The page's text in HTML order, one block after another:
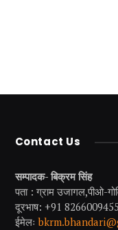
के पास इन हिल
जश्न
Contact Us
सम्पादक- बिक्रम सिंह
पता : ग्राम उजागल,पीओ-
दूरभाष: +91 8266009455
ईमेलः